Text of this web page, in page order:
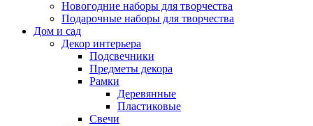
Новогодние наборы для творчества
Подарочные наборы для творчества
Дом и сад
Декор интерьера
Подсвечники
Предметы декора
Рамки
Деревянные
Пластиковые
Свечи